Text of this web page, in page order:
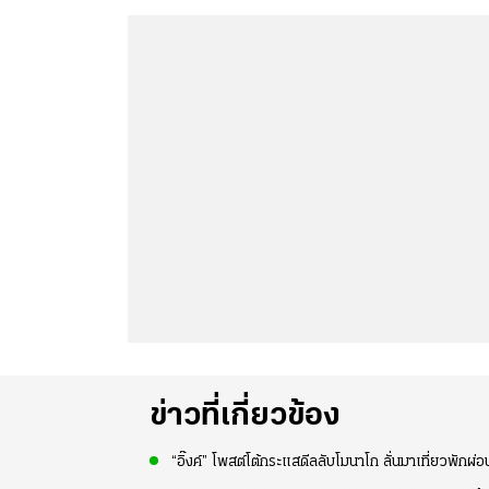
ข่าวที่เกี่ยวข้อง
“อิ๊งค์” โพสต์โต้กระแสดีลลับโมนาโก ลั่นมาเที่ยวพัก